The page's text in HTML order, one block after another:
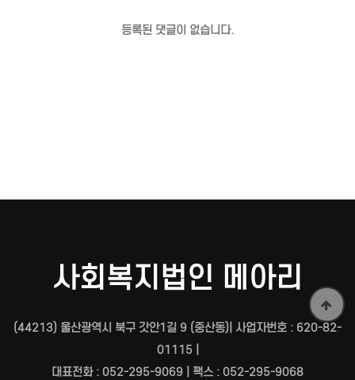
등록된 댓글이 없습니다.
사회복지법인 메아리
(44213) 울산광역시 북구 갓안1길 9 (중산동)| 사업자번호 : 620-82-
01115 |
대표전화 : 052-295-9069 | 팩스 : 052-295-9068